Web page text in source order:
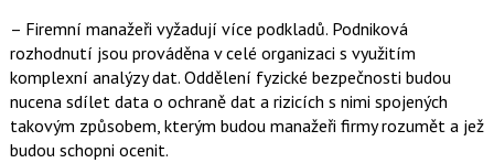
– Firemní manažeři vyžadují více podkladů. Podniková
rozhodnutí jsou prováděna v celé organizaci s využitím
komplexní analýzy dat. Oddělení fyzické bezpečnosti budou
nucena sdílet data o ochraně dat a rizicích s nimi spojených
takovým způsobem, kterým budou manažeři firmy rozumět a jež
budou schopni ocenit.